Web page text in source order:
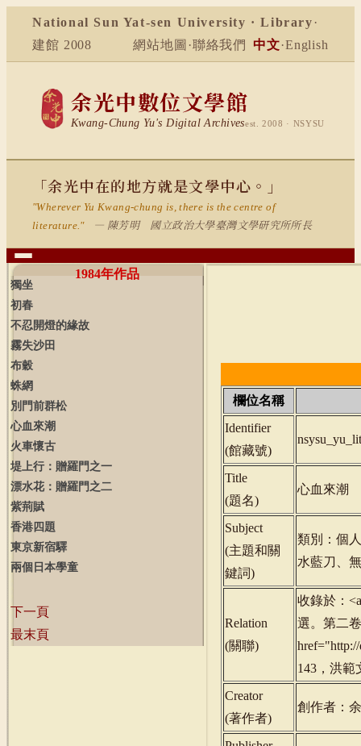
National Sun Yat-sen University · Library ·
建館 2008
網站地圖 ·聯絡我們 中文·English
余光中數位文學館
Kwang-Chung Yu's Digital Archivesest. 2008 · NSYSU
「余光中在的地方就是文學中心。」
"Wherever Yu Kwang-chung is, there is the centre of
literature."
— 陳芳明 國立政治大學臺灣文學研究所所長
1984年作品
獨坐
初春
不忍開燈的緣故
霧失沙田
布穀
蛛網
別門前群松
心血來潮
火車懷古
堤上行：贈羅門之一
漂水花：贈羅門之二
紫荊賦
香港四題
東京新宿驛
兩個日本學童
下一頁
最末頁
欄位名稱
Identifier
(館藏號)
Title
(題名)
心血來潮
Subject
(主題和關
鍵詞)
類別：個
水藍刀、
Relation
(關聯)
收錄於：
選。第二
143，洪範
Creator
(著作者)
創作者：